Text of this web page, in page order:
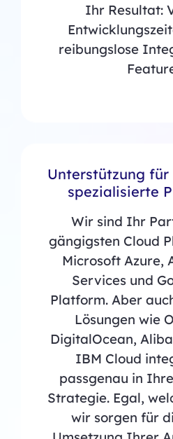
Ihr Resultat:
reibungslose
Unterstützung
spezialisierte
Wir sind Ihr
gängigsten Cloud
Microsoft Azure,
Services und
Platform. Aber
Lösungen wie
DigitalOcean,
IBM Cloud
passgenau in
Strategie. Egal,
wir sorgen für